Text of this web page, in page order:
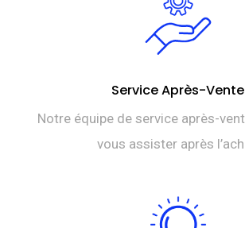
Service Après-Vente
Notre équipe de service après-
vous assister après